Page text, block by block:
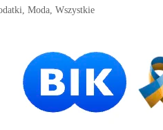
,Moda ,Wszystkie